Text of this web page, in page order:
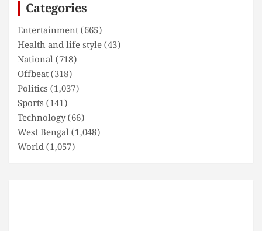
Categories
Entertainment(665)
Health and life style(43)
National(718)
Offbeat(318)
Politics (1,037)
Sports (141)
Technology(66)
West Bengal(1,048)
World(1,057)